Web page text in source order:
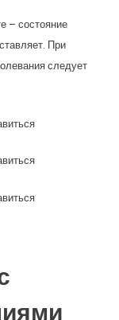
– состояние
При
следует